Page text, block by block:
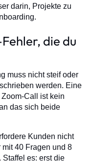
darin, Projekte zu
die du
muss nicht steif oder
werden. Eine
Call ist kein
das sich beide
Kunden nicht
mit 40 Fragen und 8
Staffel es: erst die